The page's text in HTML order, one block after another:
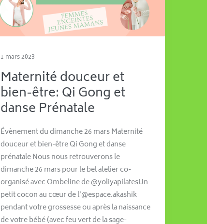
1 mars 2023
Maternité douceur et
bien-être: Qi Gong et
danse Prénatale
Évènement du dimanche 26 mars Maternité
douceur et bien-être Qi Gong et danse
prénatale Nous nous retrouverons le
dimanche 26 mars pour le bel atelier co-
organisé avec Ombeline de @yoliyapilatesUn
petit cocon au cœur de l’@espace.akashik
pendant votre grossesse ou après la naissance
de votre bébé (avec feu vert de la sage-